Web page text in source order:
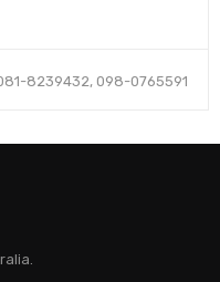
8239432, 098-0765591